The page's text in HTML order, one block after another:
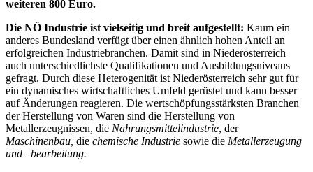
weiteren 800 Euro.
Die NÖ Industrie ist vielseitig und breit aufgestellt: Kaum ein
anderes Bundesland verfügt über einen ähnlich hohen Anteil an
erfolgreichen Industriebranchen. Damit sind in Niederösterreich
auch unterschiedlichste Qualifikationen und Ausbildungsniveaus
gefragt. Durch diese Heterogenität ist Niederösterreich sehr gut für
ein dynamisches wirtschaftliches Umfeld gerüstet und kann besser
auf Änderungen reagieren. Die wertschöpfungsstärksten Branchen
der Herstellung von Waren sind die Herstellung von
Metallerzeugnissen, die Nahrungsmittelindustrie, der
Maschinenbau, die chemische Industrie sowie die Metallerzeugung
und –bearbeitung.